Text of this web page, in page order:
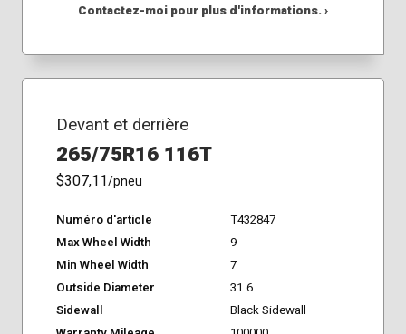
Contactez-moi pour plus d'informations. ›
Devant et derrière
265/75R16 116T
$307,11/pneu
Numéro d'article
T432847
Max Wheel Width
9
Min Wheel Width
7
Outside Diameter
31.6
Sidewall
Black Sidewall